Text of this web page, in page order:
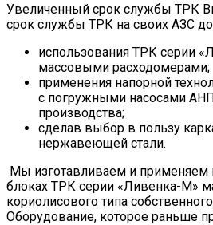
Увеличенный срок службы ТРК
срок службы ТРК на своих АЗС до
использования ТРК серии
массовыми расходомерами;
применения напорной
с погружными насосами
производства;
сделав выбор в пользу
нержавеющей стали.
Мы изготавливаем и применяем
блоках ТРК серии «Ливенка-М»
кориолисового типа
Оборудование, которое раньше